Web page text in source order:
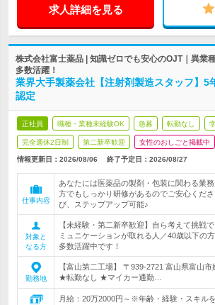
求人詳細を見る
株式会社富士薬品 | 知識ゼロでも安心のOJT｜異業
多数活躍！
業界大手製薬会社【注射剤製造スタッフ】5
認定
正社員 職種・業種未経験OK 急募 転勤なし
完全週休2日制 第二新卒歓迎 女性のおしごと掲載中
情報更新日：2026/08/06 終了予定日： 2026/08/27
仕事内容
あなたには医薬品の製剤・包装に関わる業
方でもしっかり研修があるのでご安心くだ
び、ステップアップ可能♪
対象と
なる方
【未経験・第二新卒歓迎】自ら考えて挑戦
ミュニケーションが取れる人／40歳以下の
多数活躍中です！
勤務地
【富山第二工場】 〒939-2721 富山県富山
★転勤なし ★マイカー通勤…
月給：20万2000円～※年齢・経験・スキル